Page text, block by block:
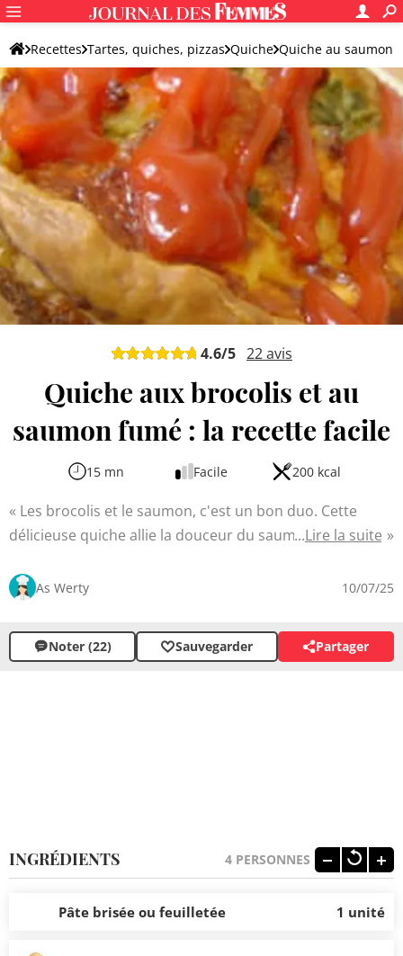
Recettes Tartes, quiches, pizzas Quiche Quiche au saumon
4.6/5 22avis
Quiche aux brocolis et au
saumon fumé : la recette facile
15 mn Facile 200 kcal
Les brocolis et le saumon, c'est un bon duo. Cette
délicieuse quiche allie la douceur du saumon fumé à la
réaliser, elle ravira vos papilles avec ses saveurs
entre amis, elle peut se déguster chaude ou froide selon
vos préférences.
Lire la suite
As Werty 10/07/25
Noter (22) Sauvegarder Partager
INGRÉDIENTS 4 PERSONNES
Pâte brisée ou feuilletée 1 unité